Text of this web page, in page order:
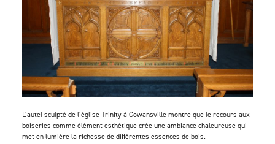
L’autel sculpté de l’église Trinity à Cowansville montre que le recours aux
boiseries comme élément esthétique crée une ambiance chaleureuse qui
met en lumière la richesse de différentes essences de bois.